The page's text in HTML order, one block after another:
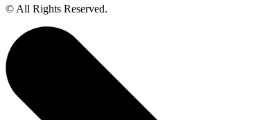
© All Rights Reserved.